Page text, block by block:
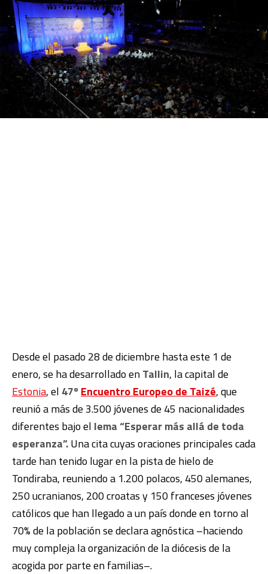
Desde el pasado 28 de diciembre hasta este 1 de
enero, se ha desarrollado enTallin, la capital de
Estonia, el 47º Encuentro Europeo de Taizé, que
reunió a más de 3.500 jóvenes de 45 nacionalidades
diferentes bajo el lema “Esperar más allá de toda
esperanza”.Una cita cuyas oraciones principales cada
tarde han tenido lugar en la pista de hielo de
Tondiraba, reuniendo a 1.200 polacos, 450 alemanes,
250 ucranianos, 200 croatas y 150 franceses jóvenes
católicos que han llegado a un país donde en torno al
70% de la población se declara agnóstica –haciendo
muy compleja la organización de la diócesis de la
acogida por parte en familias–.